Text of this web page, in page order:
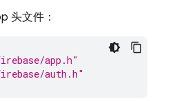
头文件：
app.h"
auth.h"